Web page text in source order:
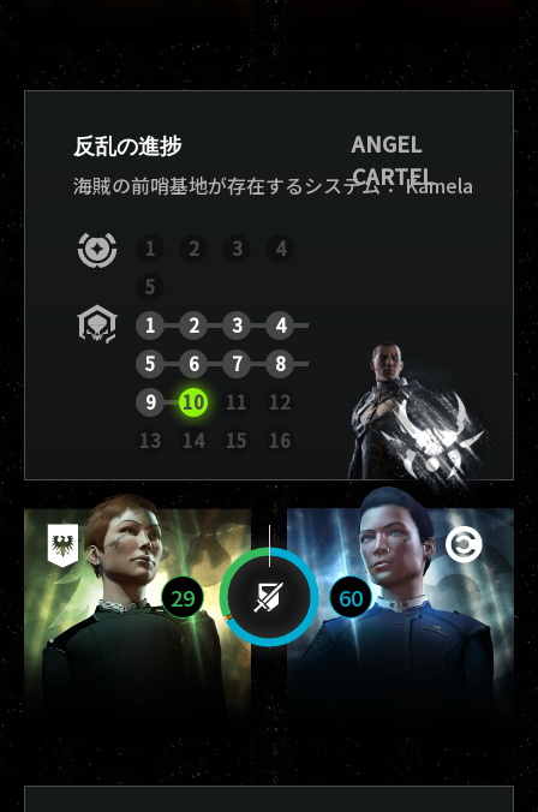
反乱の進捗
海賊の前哨基地が存在するシステム：Kamela
1 2 3
4
5
1
2 3
4
5
6 7
8
9
10 11
12
13
14 15 16
レポートを表示
ANGEL
CARTEL
29 60